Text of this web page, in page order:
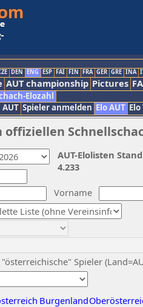
DEN ENG ESP FAI FIN FRA GER GRE INA
AUT championship Pictures
Elozahl
Spieler anmelden Elo AUT
Vorname
Spieler
Burgenland
AUT-Elolisten
4.233